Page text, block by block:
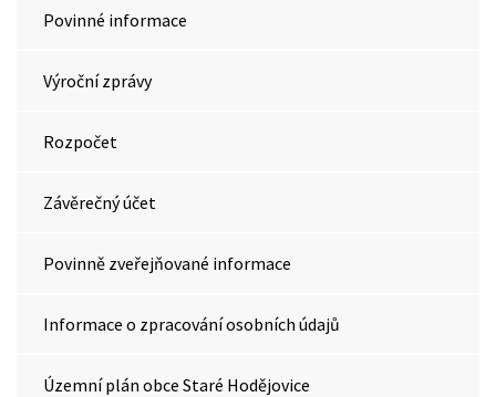
Povinné informace
Výroční zprávy
Rozpočet
Závěrečný účet
Povinně zveřejňované informace
Informace o zpracování osobních údajů
Územní plán obce Staré Hodějovice